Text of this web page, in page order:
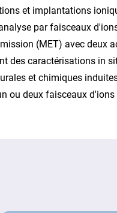
et implantations
par faisceaux
(MET) avec deux
des caractérisations in
et chimiques
ou deux faisceaux d'ions